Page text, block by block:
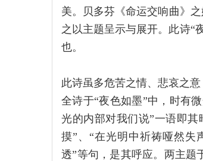
美。贝多芬《命运交响曲》
之以主题呈示与展开。此诗“
也。
此诗虽多危苦之情、悲哀之
全诗于“夜色如墨”中，时有
光的内部对我们说”一语即
摸”、“在光明中祈祷哑然失
透”等句，是其呼应。两主题